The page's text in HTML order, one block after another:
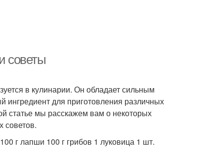
советы
в кулинарии. Он обладает сильным
для приготовления различных
статье мы расскажем вам о некоторых
советов.
г лапши 100 г грибов 1 луковица 1 шт.